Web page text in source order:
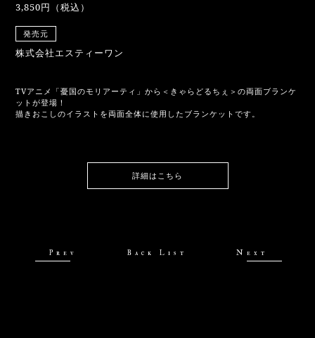
3,850円（税込）
発売元
株式会社エスティーワン
TVアニメ「憂国のモリアーティ」から＜きゃらどるちぇ＞の両面ブランケ
ットが登場！
描きおこしのイラストを両面全体に使用したブランケットです。
詳細はこちら
Prev Back List Next